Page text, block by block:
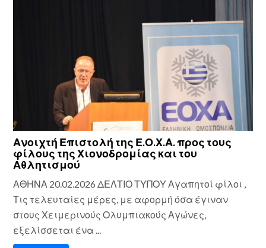
Ανοιχτή Επιστολή της Ε.Ο.Χ.Α. προς τους
φίλους της Χιονοδρομίας και του
Αθλητισμού
ΑΘΗΝΑ 20.02.2026 ΔΕΛΤΙΟ ΤΥΠΟΥ Αγαπητοί φίλοι ,
Τις τελευταίες μέρες, με αφορμή όσα έγιναν
στους Χειμερινούς Ολυμπιακούς Αγώνες,
εξελίσσεται ένα ...